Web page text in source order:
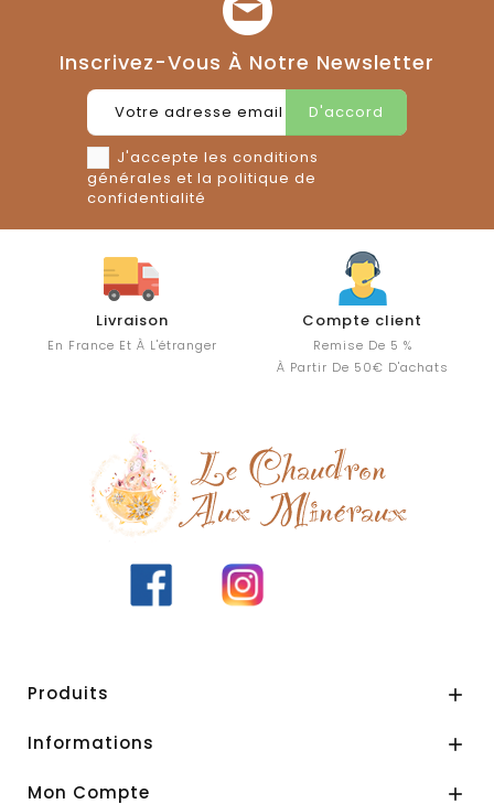
Inscrivez-Vous À Notre Newsletter
J'accepte les conditions
générales et la politique de
confidentialité
Compte client
Remise De 5 %
Professionnels
Bénéficiez D'une Remise
De 10% Sans Minimum
Produits 
Informations 
Mon Compte 